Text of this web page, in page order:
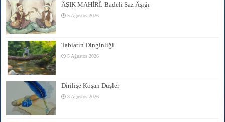
ÂŞIK MAHİRÎ: Badeli Saz Âşığı
5 Ağustos 2026
Tabiatın Dinginliği
5 Ağustos 2026
Dirilişe Koşan Düşler
3 Ağustos 2026